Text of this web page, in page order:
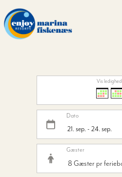
Vis ledighed
Dato
Gæster